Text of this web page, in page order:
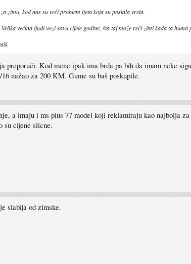
zimu, kod nas su veći problem ljeta koja su postala vrela.
većina ljudi vozi savu cijele godine, šta taj može reći zimi kada ta huma
preporuči. Kod mene ipak ima brda pa bih da imam neke
nažao za 200 KM. Gume su baš poskupile.
a imaju i ms plus 77 model koji reklamiraju kao najbolja
su cijene slicne.
slabija od zimske.